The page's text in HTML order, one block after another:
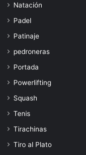
Natación
Padel
Patinaje
pedroneras
Portada
Powerlifting
Squash
Tenis
Tirachinas
Tiro al Plato